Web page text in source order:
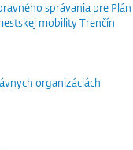
správania pre Plán
mobility Trenčín
organizáciách